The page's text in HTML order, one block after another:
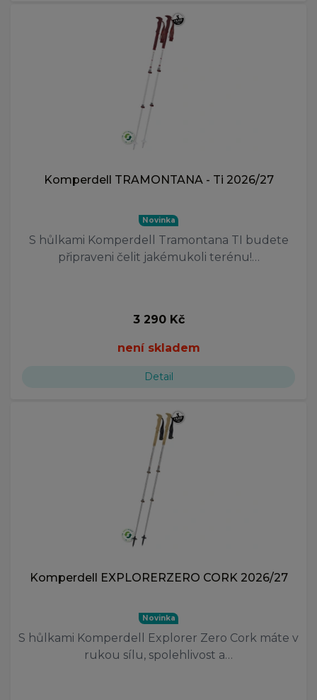
Komperdell TRAMONTANA - Ti 2026/27
Novinka
S hůlkami Komperdell Tramontana TI budete
připraveni čelit jakémukoli terénu!…
3 290 Kč
není skladem
Detail
Komperdell EXPLORERZERO CORK 2026/27
Novinka
S hůlkami Komperdell Explorer Zero Cork máte v
rukou sílu, spolehlivost a…